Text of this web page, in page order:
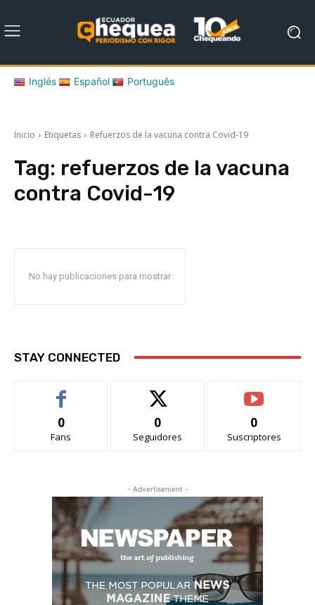
Inglés Español Português
Inicio Etiquetas Refuerzos de la vacuna contra Covid-19
Tag: refuerzos de la vacuna
contra Covid-19
No hay publicaciones para mostrar
STAY CONNECTED
0
Fans
0
Seguidores
0
Suscriptores
- Advertisement -